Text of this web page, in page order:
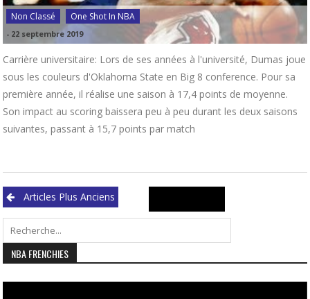
Non Classé One Shot In NBA
- 22 septembre 2019
Carrière universitaire: Lors de ses années à l'université, Dumas joue
sous les couleurs d'Oklahoma State en Big 8 conference. Pour sa
première année, il réalise une saison à 17,4 points de moyenne.
Son impact au scoring baissera peu à peu durant les deux saisons
suivantes, passant à 15,7 points par match
Navigation
des
articles
Articles Plus Anciens
for:
NBA FRENCHIES